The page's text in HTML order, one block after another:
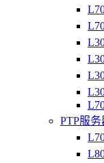
PTP服务